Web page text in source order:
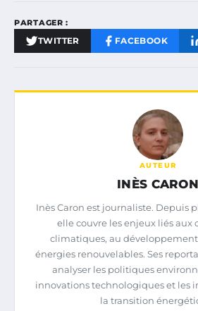
PARTAGER :
TWITTER FACEBOOK
AUTEUR
INÈS CARON
Inès Caron est journaliste. Depuis
elle couvre les enjeux liés aux
climatiques, au
énergies renouvelables. Ses
analyser les politiques
innovations technologiques et les
la transition